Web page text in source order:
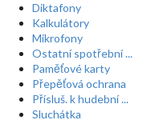
Diktafony
Kalkulátory
Mikrofony
Ostatní spotřební ...
Paměťové karty
Přepěťová ochrana
Přísluš. k hudební ...
Sluchátka